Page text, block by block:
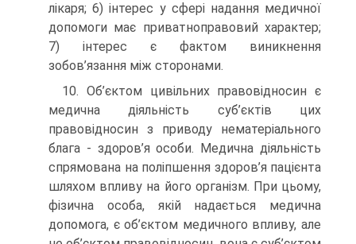
лікаря; 6) інтерес у сфері надання медичної
допомоги має приватноправовий характер;
7) інтерес є фактом виникнення
зобов’язання між сторонами.
10. Об’єктом цивільних правовідносин є
медична діяльність суб’єктів цих
правовідносин з приводу нематеріального
блага - здоров’я особи. Медична діяльність
спрямована на поліпшення здоров’я пацієнта
шляхом впливу на його організм. При цьому,
фізична особа, якій надається медична
допомога, є об’єктом медичного впливу, але